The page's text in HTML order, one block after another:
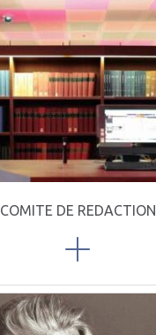
COMITE DE REDACTION